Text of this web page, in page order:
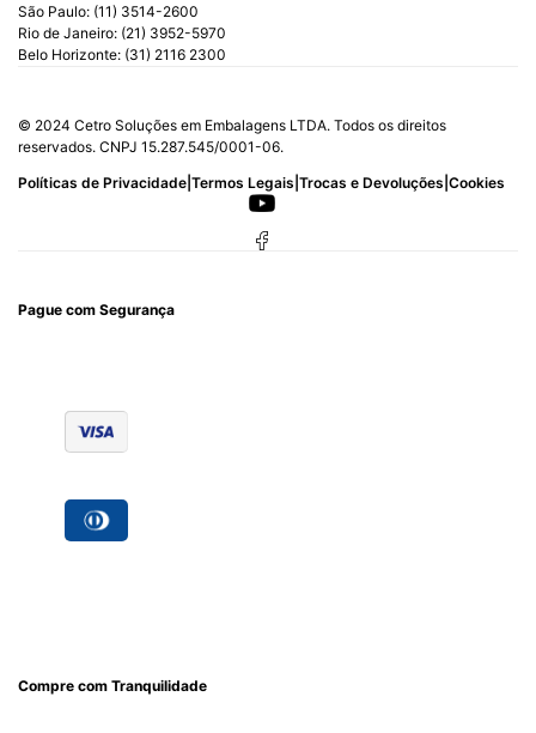
São Paulo: (11) 3514-2600
Rio de Janeiro: (21) 3952-5970
Belo Horizonte: (31) 2116 2300
© 2024 Cetro Soluções em Embalagens LTDA. Todos os direitos
reservados. CNPJ 15.287.545/0001-06.
Políticas de Privacidade Termos Legais Trocas e Devoluções Cookies
Pague com Segurança
Compre com Tranquilidade